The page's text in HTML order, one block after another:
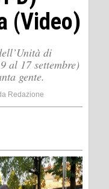
(Video)
di
al 17 settembre)
gente.
Redazione